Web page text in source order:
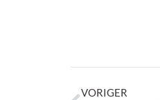
VORIGER